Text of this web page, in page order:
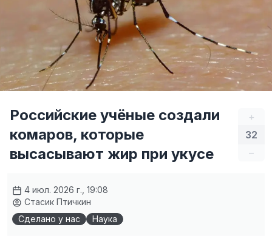
+
32
–
Российские учёные создали
комаров, которые
высасывают жир при укусе
4 июл. 2026 г., 19:08
Стасик Птичкин
Сделано у нас
Наука